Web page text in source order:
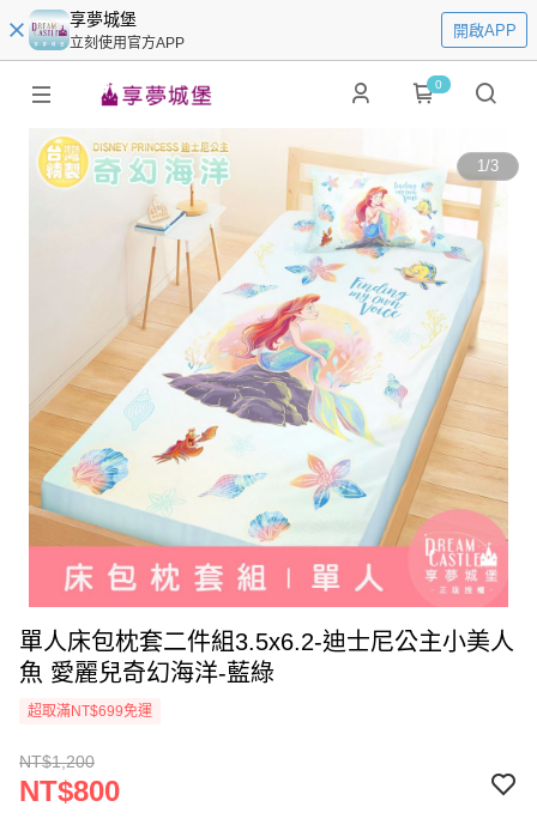
享夢城堡
立刻使用官方APP
開啟APP
0
1/3
單人床包枕套二件組3.5x6.2-迪士尼公主小美人
魚 愛麗兒奇幻海洋-藍綠
超取滿NT$699免運
NT$1,200
NT$800